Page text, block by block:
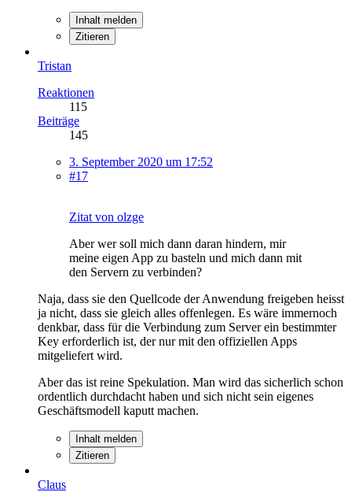
Inhalt melden
Zitieren
Tristan
Reaktionen
115
Beiträge
145
3. September 2020 um 17:52
#17
Zitat von olzge
Aber wer soll mich dann daran hindern, mir
meine eigen App zu basteln und mich dann mit
den Servern zu verbinden?
Naja, dass sie den Quellcode der Anwendung freigeben heisst
ja nicht, dass sie gleich alles offenlegen. Es wäre immernoch
denkbar, dass für die Verbindung zum Server ein bestimmter
Key erforderlich ist, der nur mit den offiziellen Apps
mitgeliefert wird.
Aber das ist reine Spekulation. Man wird das sicherlich schon
ordentlich durchdacht haben und sich nicht sein eigenes
Geschäftsmodell kaputt machen.
Inhalt melden
Zitieren
Claus